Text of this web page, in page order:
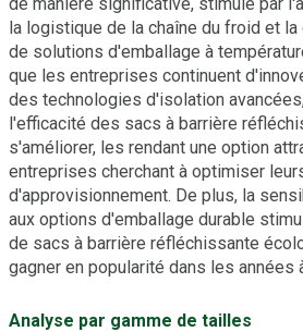
la logistique de la chaîne du froid et
de solutions d'emballage à
que les entreprises continuent
des technologies d'isolation
l'efficacité des sacs à barrière
s'améliorer, les rendant une option
entreprises cherchant à optimiser
d'approvisionnement. De plus, la
aux options d'emballage durable
de sacs à barrière réfléchissante
gagner en popularité dans les années
Analyse par gamme de tailles